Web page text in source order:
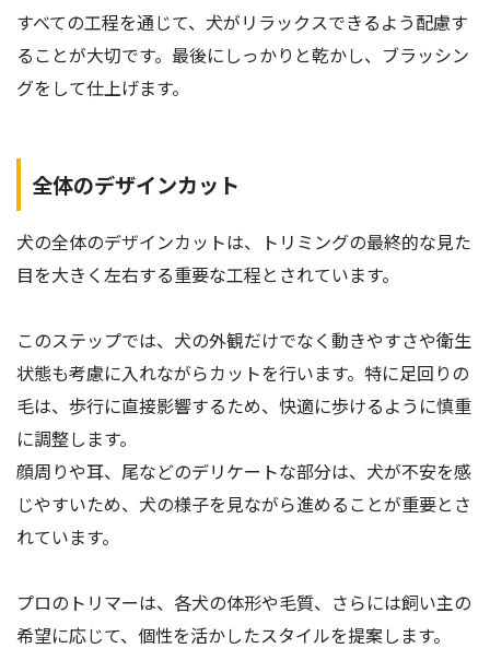
すべての工程を通じて、犬がリラックスできるよう配慮す
ることが大切です。最後にしっかりと乾かし、ブラッシン
グをして仕上げます。
全体のデザインカット
犬の全体のデザインカットは、トリミングの最終的な見た
目を大きく左右する重要な工程とされています。
このステップでは、犬の外観だけでなく動きやすさや衛生
状態も考慮に入れながらカットを行います。特に足回りの
毛は、歩行に直接影響するため、快適に歩けるように慎重
に調整します。
顔周りや耳、尾などのデリケートな部分は、犬が不安を感
じやすいため、犬の様子を見ながら進めることが重要とさ
れています。
プロのトリマーは、各犬の体形や毛質、さらには飼い主の
希望に応じて、個性を活かしたスタイルを提案します。